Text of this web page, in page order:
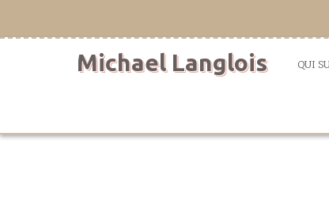
Michael Langlois QUI